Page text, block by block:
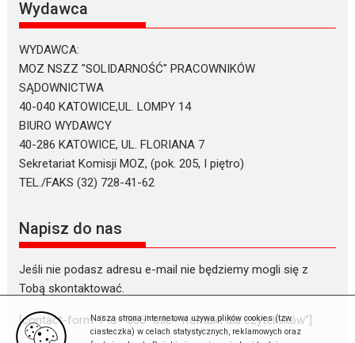
Nasza strona internetowa używa plików cookies (tzw.
ciasteczka) w celach statystycznych, reklamowych oraz
Wydawca
WYDAWCA:
MOZ NSZZ "SOLIDARNOŚĆ" PRACOWNIKÓW
SĄDOWNICTWA
40-040 KATOWICE,UL. LOMPY 14
BIURO WYDAWCY
40-286 KATOWICE, UL. FLORIANA 7
Sekretariat Komisji MOZ, (pok. 205, I piętro)
TEL./FAKS (32) 728-41-62
Napisz do nas
Jeśli nie podasz adresu e-mail nie będziemy mogli się z
Tobą skontaktować.
[contact-form-7 id=”866″ title=”Kontakt dla czytelników”]